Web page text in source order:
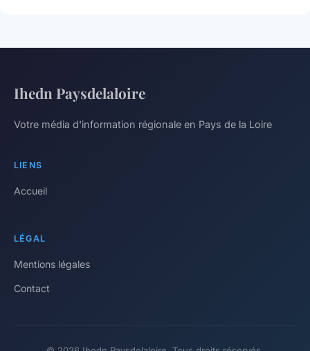
Ihedn Paysdelaloire
Votre média d'information régionale en Pays de la Loire
LIENS
Accueil
LÉGAL
Mentions légales
Contact